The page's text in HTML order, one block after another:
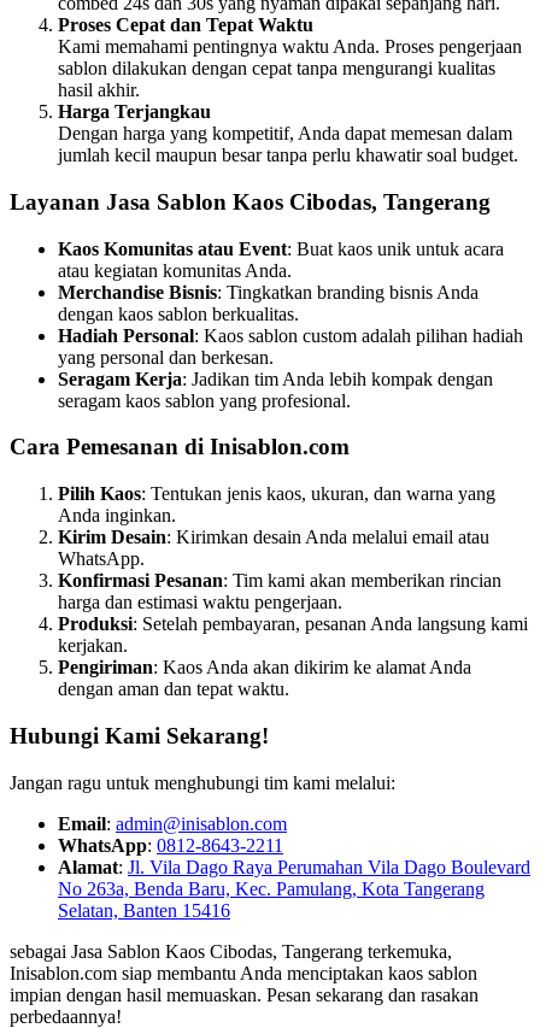
Proses Cepat dan Tepat Waktu
Kami memahami pentingnya waktu Anda. Proses pengerjaan
sablon dilakukan dengan cepat tanpa mengurangi kualitas
hasil akhir.
Harga Terjangkau
Dengan harga yang kompetitif, Anda dapat memesan dalam
jumlah kecil maupun besar tanpa perlu khawatir soal budget.
Layanan Jasa Sablon Kaos Cibodas, Tangerang
Kaos Komunitas atau Event: Buat kaos unik untuk acara
atau kegiatan komunitas Anda.
Merchandise Bisnis: Tingkatkan branding bisnis Anda
dengan kaos sablon berkualitas.
Hadiah Personal: Kaos sablon custom adalah pilihan hadiah
yang personal dan berkesan.
Seragam Kerja: Jadikan tim Anda lebih kompak dengan
seragam kaos sablon yang profesional.
Cara Pemesanan di Inisablon.com
Pilih Kaos: Tentukan jenis kaos, ukuran, dan warna yang
Anda inginkan.
Kirim Desain: Kirimkan desain Anda melalui email atau
WhatsApp.
Konfirmasi Pesanan: Tim kami akan memberikan rincian
harga dan estimasi waktu pengerjaan.
Produksi: Setelah pembayaran, pesanan Anda langsung kami
kerjakan.
Pengiriman: Kaos Anda akan dikirim ke alamat Anda
dengan aman dan tepat waktu.
Hubungi Kami Sekarang!
Jangan ragu untuk menghubungi tim kami melalui:
Email: admin@inisablon.com
WhatsApp: 0812-8643-2211
Alamat: Jl. Vila Dago Raya Perumahan Vila Dago Boulevard
No 263a, Benda Baru, Kec. Pamulang, Kota Tangerang
Selatan, Banten 15416
sebagai Jasa Sablon Kaos Cibodas, Tangerang terkemuka,
Inisablon.com siap membantu Anda menciptakan kaos sablon
impian dengan hasil memuaskan. Pesan sekarang dan rasakan
perbedaannya!